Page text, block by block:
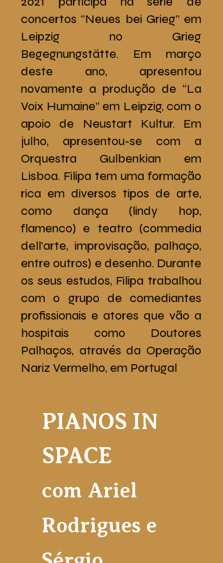
concertos “Neues bei Grieg” em
Leipzig no Grieg
Begegnungstätte. Em março
deste ano, apresentou
novamente a produção de “La
Voix Humaine” em Leipzig, com o
apoio de Neustart Kultur. Em
julho, apresentou-se com a
Orquestra Gulbenkian em
Lisboa. Filipa tem uma formação
rica em diversos tipos de arte,
como dança (lindy hop,
flamenco) e teatro (commedia
dell’arte, improvisação, palhaço,
entre outros) e desenho. Durante
os seus estudos, Filipa trabalhou
com o grupo de comediantes
profissionais e atores que vão a
hospitais como Doutores
Palhaços, através da Operação
Nariz Vermelho, em Portugal
PIANOS IN
SPACE
com Ariel
Rodrigues e